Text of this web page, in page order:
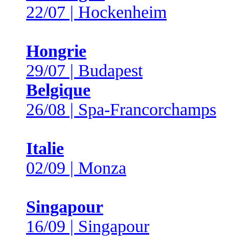
22/07 | Hockenheim
Hongrie
29/07 | Budapest
Belgique
26/08 | Spa-Francorchamps
Italie
02/09 | Monza
Singapour
16/09 | Singapour